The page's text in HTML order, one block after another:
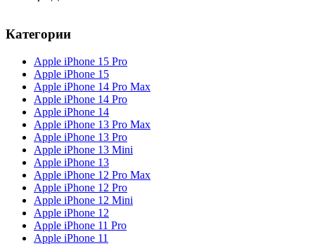
Категории
Apple iPhone 15 Pro
Apple iPhone 15
Apple iPhone 14 Pro Max
Apple iPhone 14 Pro
Apple iPhone 14
Apple iPhone 13 Pro Max
Apple iPhone 13 Pro
Apple iPhone 13 Mini
Apple iPhone 13
Apple iPhone 12 Pro Max
Apple iPhone 12 Pro
Apple iPhone 12 Mini
Apple iPhone 12
Apple iPhone 11 Pro
Apple iPhone 11